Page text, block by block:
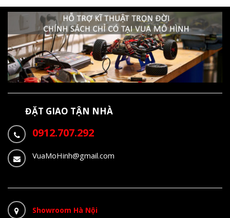
ĐẶT GIAO TẬN NHÀ
0912.707.292
VuaMoHinh@gmail.com
Showroom Hà Nội